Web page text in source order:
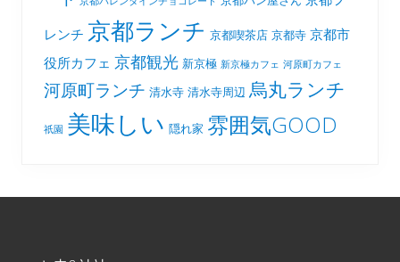
レンチ 京都ランチ 京都喫茶店 京都寺 京都市
役所カフェ 京都観光 新京極 新京極カフェ 河原町カフェ
河原町ランチ 清水寺 清水寺周辺 烏丸ランチ
祇園 美味しい 隠れ家 雰囲気GOOD